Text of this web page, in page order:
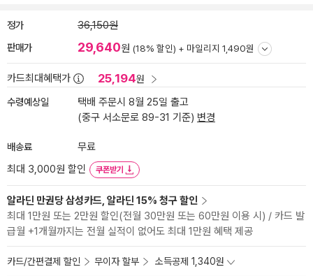
정가 36,150원
판매가 29,640원 (18% 할인) + 마일리지 1,490원
카드최대혜택가 25,194원
수령예상일
택배 주문시 8월 25일 출고
(중구 서소문로 89-31 기준) 변경
배송료
무료
최대 3,000원 할인
쿠폰받기
알라딘 만권당 삼성카드, 알라딘 15% 청구 할인
최대 1만원 또는 2만원 할인(전월 30만원 또는 60만원 이용 시) / 카드 발
급월 +1개월까지는 전월 실적이 없어도 최대 1만원 혜택 제공
카드/간편결제 할인 무이자 할부 소득공제 1,340원